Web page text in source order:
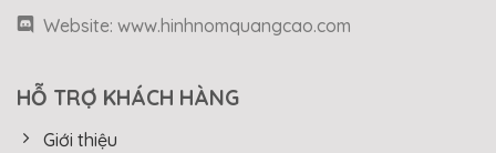
Website: www.hinhnomquangcao.com
HỖ TRỢ KHÁCH HÀNG
Giới thiệu